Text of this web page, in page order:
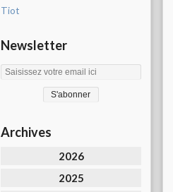
Tiot
Newsletter
Archives
2026
2025